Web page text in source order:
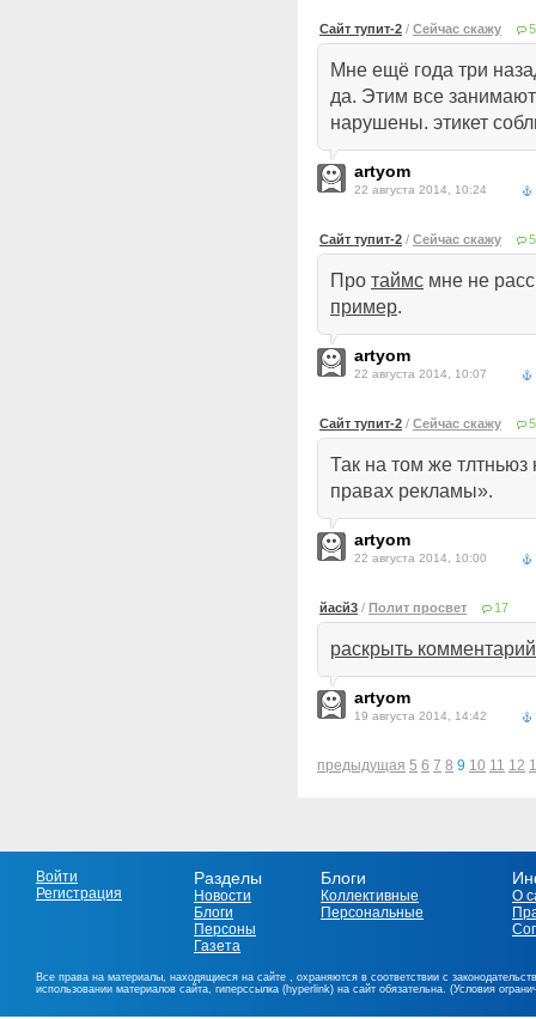
Сайт тупит-2 / Сейчас скажу
Мне ещё года три
да. Этим все
нарушены. этикет
artyom
22 августа 2014, 10:24
Сайт тупит-2 / Сейчас скажу
Про таймс мне не
пример.
artyom
22 августа 2014, 10:07
Сайт тупит-2 / Сейчас скажу
Так на том же тлтньюз
правах рекламы».
artyom
22 августа 2014, 10:00
йасй3 / Полит просвет 17
раскрыть комментарий
artyom
19 августа 2014, 14:42
предыдущая 5 6 7 8 9 10 11 12
Войти
Регистрация
Разделы
Новости
Блоги
Персоны
Газета
Блоги
Коллективные
Персональные
О
Все права на материалы, находящиеся на сайте , охраняются в соответствии с
использовании материалов сайта, гиперссылка (hyperlink) на сайт обязательна. (Условия